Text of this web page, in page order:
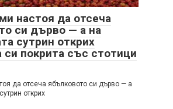
настоя да отсеча
си дърво — а на
сутрин открих
си покрита със стотици
да отсеча ябълковото си дърво — а
открих